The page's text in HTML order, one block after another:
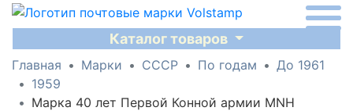
Каталог товаров
Главная Марки СССР По годам
До 1961
1959
Марка 40 лет Первой Конной армии MNH